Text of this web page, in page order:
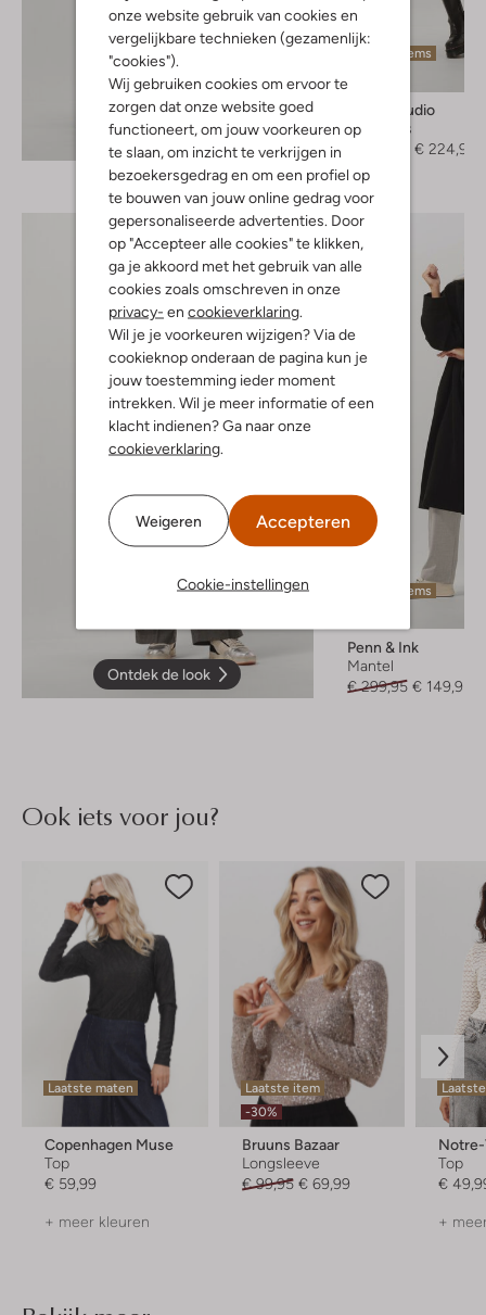
onze website gebruik van cookies en
vergelijkbare technieken (gezamenlijk:
"cookies").
Wij gebruiken cookies om ervoor te
zorgen dat onze website goed
functioneert, om jouw voorkeuren op
te slaan, om inzicht te verkrijgen in
bezoekersgedrag en om een profiel op
te bouwen van jouw online gedrag voor
gepersonaliseerde advertenties. Door
op "Accepteer alle cookies" te klikken,
ga je akkoord met het gebruik van alle
cookies zoals omschreven in onze
privacy- en cookieverklaring.
Wil je je voorkeuren wijzigen? Via de
cookieknop onderaan de pagina kun je
jouw toestemming ieder moment
intrekken. Wil je meer informatie of een
klacht indienen? Ga naar onze
cookieverklaring.
Weigeren Accepteren
Cookie-instellingen
Ontdek de look
Laatste items
Stand Studio
Teddy jas
€ 224,99
Ontdek de look
Laatste items
Penn & Ink
Mantel
€ 299,95 € 149,95
Ook iets voor jou?
Laatste maten
Copenhagen Muse
Top
€ 59,99
+ meer kleuren
Laatste item
-30%
Bruuns Bazaar
Longsleeve
€ 99,95 € 69,99
Top
€
+